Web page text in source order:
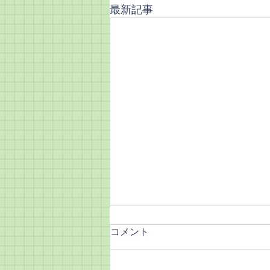
最新記事
【Howばかり求めるからそう
コメント